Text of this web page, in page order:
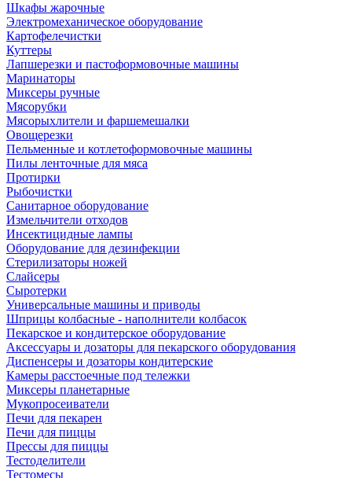
Шкафы жарочные
Электромеханическое оборудование
Картофелечистки
Куттеры
Лапшерезки и пастоформовочные машины
Маринаторы
Миксеры ручные
Мясорубки
Мясорыхлители и фаршемешалки
Овощерезки
Пельменные и котлетоформовочные машины
Пилы ленточные для мяса
Протирки
Рыбочистки
Санитарное оборудование
Измельчители отходов
Инсектицидные лампы
Оборудование для дезинфекции
Стерилизаторы ножей
Слайсеры
Сыротерки
Универсальные машины и приводы
Шприцы колбасные - наполнители колбасок
Пекарское и кондитерское оборудование
Аксессуары и дозаторы для пекарского оборудования
Диспенсеры и дозаторы кондитерские
Камеры расстоечные под тележки
Миксеры планетарные
Мукопросеиватели
Печи для пекарен
Печи для пиццы
Прессы для пиццы
Тестоделители
Тестомесы